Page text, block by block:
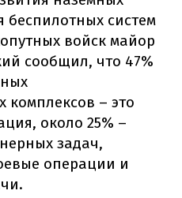
беспилотных систем
войск майор
сообщил, что 47%
комплексов – это
около 25% –
задач,
операции и